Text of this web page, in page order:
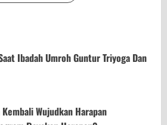
Ibadah Umroh Guntur Triyoga Dan
Wujudkan Harapan